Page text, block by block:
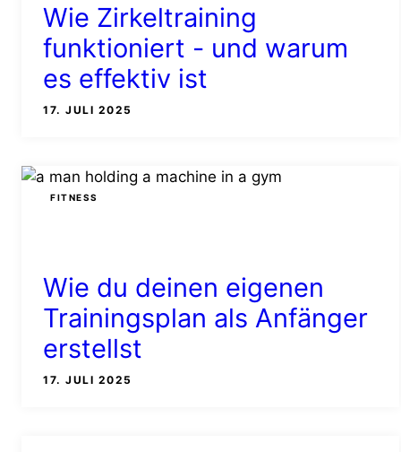
Wie Zirkeltraining
funktioniert - und warum
es effektiv ist
17. JULI 2025
FITNESS
Wie du deinen eigenen
Trainingsplan als Anfänger
erstellst
17. JULI 2025